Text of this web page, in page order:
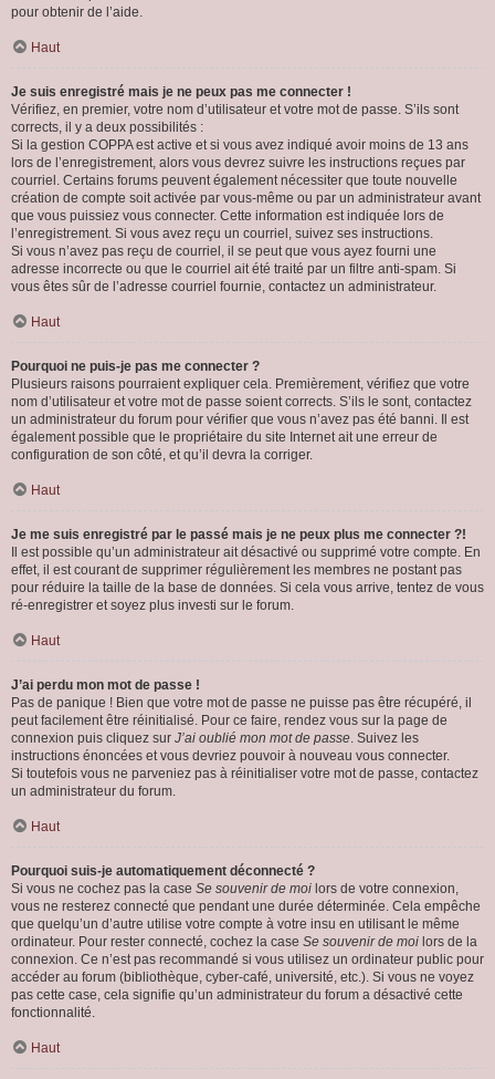
pour obtenir de l’aide.
Haut
Je suis enregistré mais je ne peux pas me connecter !
Vérifiez, en premier, votre nom d’utilisateur et votre mot de passe. S’ils sont
corrects, il y a deux possibilités :
Si la gestion COPPA est active et si vous avez indiqué avoir moins de 13 ans
lors de l’enregistrement, alors vous devrez suivre les instructions reçues par
courriel. Certains forums peuvent également nécessiter que toute nouvelle
création de compte soit activée par vous-même ou par un administrateur avant
que vous puissiez vous connecter. Cette information est indiquée lors de
l’enregistrement. Si vous avez reçu un courriel, suivez ses instructions.
Si vous n’avez pas reçu de courriel, il se peut que vous ayez fourni une
adresse incorrecte ou que le courriel ait été traité par un filtre anti-spam. Si
vous êtes sûr de l’adresse courriel fournie, contactez un administrateur.
Haut
Pourquoi ne puis-je pas me connecter ?
Plusieurs raisons pourraient expliquer cela. Premièrement, vérifiez que votre
nom d’utilisateur et votre mot de passe soient corrects. S’ils le sont, contactez
un administrateur du forum pour vérifier que vous n’avez pas été banni. Il est
également possible que le propriétaire du site Internet ait une erreur de
configuration de son côté, et qu’il devra la corriger.
Haut
Je me suis enregistré par le passé mais je ne peux plus me connecter ?!
Il est possible qu’un administrateur ait désactivé ou supprimé votre compte. En
effet, il est courant de supprimer régulièrement les membres ne postant pas
pour réduire la taille de la base de données. Si cela vous arrive, tentez de vous
ré-enregistrer et soyez plus investi sur le forum.
Haut
J’ai perdu mon mot de passe !
Pas de panique ! Bien que votre mot de passe ne puisse pas être récupéré, il
peut facilement être réinitialisé. Pour ce faire, rendez vous sur la page de
connexion puis cliquez sur J’ai oublié mon mot de passe. Suivez les
instructions énoncées et vous devriez pouvoir à nouveau vous connecter.
Si toutefois vous ne parveniez pas à réinitialiser votre mot de passe, contactez
un administrateur du forum.
Haut
Pourquoi suis-je automatiquement déconnecté ?
Si vous ne cochez pas la case Se souvenir de moi lors de votre connexion,
vous ne resterez connecté que pendant une durée déterminée. Cela empêche
que quelqu’un d’autre utilise votre compte à votre insu en utilisant le même
ordinateur. Pour rester connecté, cochez la case Se souvenir de moi lors de la
connexion. Ce n’est pas recommandé si vous utilisez un ordinateur public pour
accéder au forum (bibliothèque, cyber-café, université, etc.). Si vous ne voyez
pas cette case, cela signifie qu’un administrateur du forum a désactivé cette
fonctionnalité.
Haut